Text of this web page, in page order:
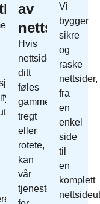
av
nettside
Hvis
nettside
ditt
føles
gammelt,
tregt
eller
rotete,
kan
vår
tjeneste
Vi
bygger
sikre
og
raske
nettsider,
fra
en
enkel
side
til
en
komplett